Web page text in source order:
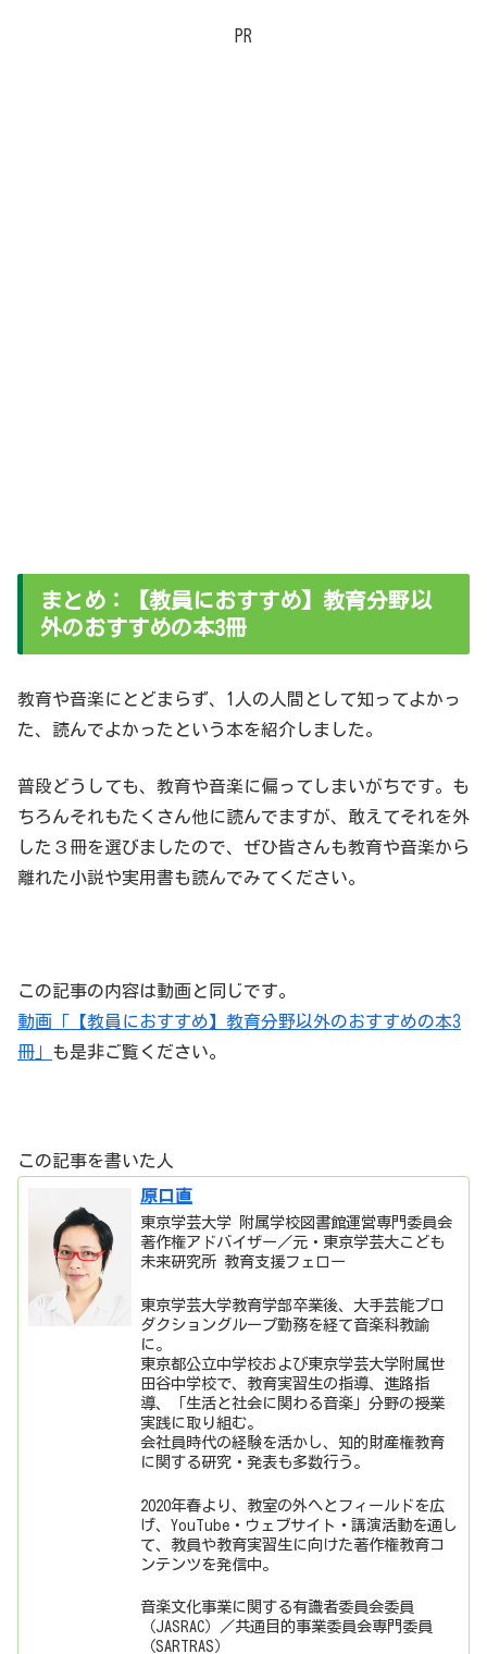
PR
まとめ：【教員におすすめ】教育分野以
外のおすすめの本3冊
教育や音楽にとどまらず、1人の人間として知ってよかっ
た、読んでよかったという本を紹介しました。
普段どうしても、教育や音楽に偏ってしまいがちです。も
ちろんそれもたくさん他に読んでますが、敢えてそれを外
した３冊を選びましたので、ぜひ皆さんも教育や音楽から
離れた小説や実用書も読んでみてください。
この記事の内容は動画と同じです。
動画「【教員におすすめ】教育分野以外のおすすめの本3
冊」 も是非ご覧ください。
この記事を書いた人
原口直
東京学芸大学 附属学校図書館運営専門委員会
著作権アドバイザー／元・東京学芸大こども
未来研究所 教育支援フェロー
東京学芸大学教育学部卒業後、大手芸能プロ
ダクショングループ勤務を経て音楽科教諭
に。
東京都公立中学校および東京学芸大学附属世
田谷中学校で、教育実習生の指導、進路指
導、「生活と社会に関わる音楽」分野の授業
実践に取り組む。
会社員時代の経験を活かし、知的財産権教育
に関する研究・発表も多数行う。
2020年春より、教室の外へとフィールドを広
げ、YouTube・ウェブサイト・講演活動を通し
て、教員や教育実習生に向けた著作権教育コ
ンテンツを発信中。
音楽文化事業に関する有識者委員会委員
（JASRAC）／共通目的事業委員会専門委員
（SARTRAS）